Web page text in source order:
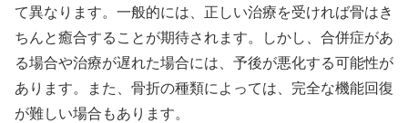
て異なります。一般的には、正しい治療を受ければ骨はき
ちんと癒合することが期待されます。しかし、合併症があ
る場合や治療が遅れた場合には、予後が悪化する可能性が
あります。また、骨折の種類によっては、完全な機能回復
が難しい場合もあります。